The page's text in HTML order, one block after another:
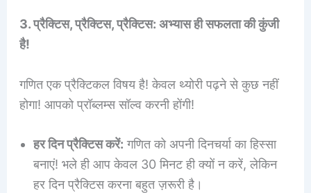
3. प्रैक्टिस, प्रैक्टिस, प्रैक्टिस: अभ्यास ही सफलता की कुंजी
है!
गणित एक प्रैक्टिकल विषय है! केवल थ्योरी पढ़ने से कुछ नहीं
होगा! आपको प्रॉब्लम्स सॉल्व करनी होंगी!
हर दिन प्रैक्टिस करें: गणित को अपनी दिनचर्या का हिस्सा
बनाएं! भले ही आप केवल 30 मिनट ही क्यों न करें, लेकिन
हर दिन प्रैक्टिस करना बहुत ज़रूरी है।